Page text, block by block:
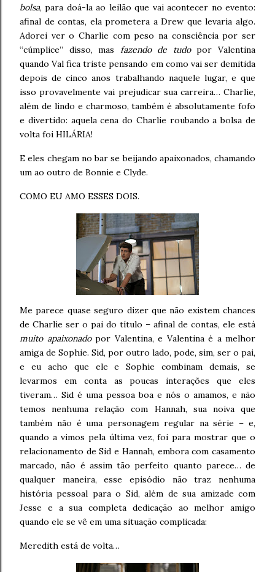
bolsa, para doá-la ao leilão que vai acontecer no evento:
afinal de contas, ela prometera a Drew que levaria algo.
Adorei ver o Charlie com peso na consciência por ser
“cúmplice” disso, mas fazendo de tudopor Valentina
quando Val fica triste pensando em como vai ser demitida
depois de cinco anos trabalhando naquele lugar, e que
isso provavelmente vai prejudicar sua carreira… Charlie,
além de lindo e charmoso, também é absolutamente fofo
e divertido: aquela cena do Charlie roubando a bolsa de
volta foi HILÁRIA!
E eles chegam no bar se beijando apaixonados, chamando
um ao outro de Bonnie e Clyde.
COMO EU AMO ESSES DOIS.
Me parece quase seguro dizer que não existem chances
de Charlie ser o pai do título – afinal de contas, ele está
muito apaixonadopor Valentina, e Valentina é a melhor
amiga de Sophie. Sid, por outro lado, pode, sim, ser o pai,
e eu acho que ele e Sophie combinam demais, se
levarmos em conta as poucas interações que eles
tiveram… Sid é uma pessoa boa e nós o amamos, e não
temos nenhuma relação com Hannah, sua noiva que
também não é uma personagem regular na série – e,
quando a vimos pela última vez, foi para mostrar que o
relacionamento de Sid e Hannah, embora com casamento
marcado, não é assim tão perfeito quanto parece… de
qualquer maneira, esse episódio não traz nenhuma
história pessoal para o Sid, além de sua amizade com
Jesse e a sua completa dedicação ao melhor amigo
quando ele se vê em uma situação complicada:
Meredith está de volta…